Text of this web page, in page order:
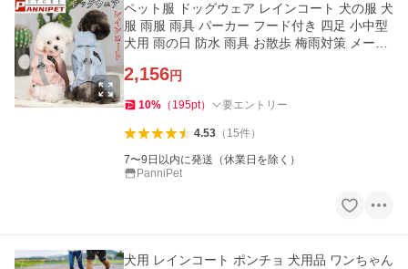
ペット服 ドッグウェア レインコート 犬の服 犬
服 雨服 雨具 パーカー フード付き 四足 小中型
犬用 雨の日 防水 雨具 お散歩 梅雨対策 メール
2,156円
10% （ 195pt） 要エントリー
4.53（ 15件）
7〜9日以内に発送（休業日を除く）
PanniPet
犬用 レインコート ポンチョ 犬用品 ワンちゃん